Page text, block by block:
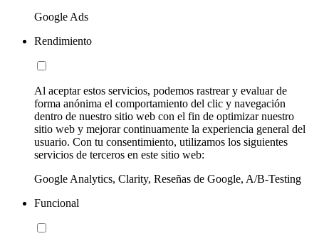
Google Ads
Rendimiento
Al aceptar estos servicios, podemos rastrear y evaluar de
forma anónima el comportamiento del clic y navegación
dentro de nuestro sitio web con el fin de optimizar nuestro
sitio web y mejorar continuamente la experiencia general del
usuario. Con tu consentimiento, utilizamos los siguientes
servicios de terceros en este sitio web:
Google Analytics, Clarity, Reseñas de Google, A/B-Testing
Funcional